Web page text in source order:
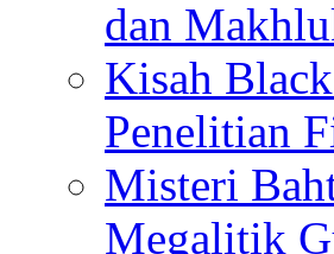
dan
Kisah
Penelitian
Misteri
Megalitik